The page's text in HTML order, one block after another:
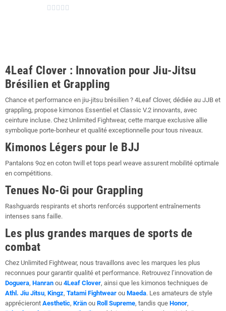
    
4Leaf Clover : Innovation pour Jiu-Jitsu
Brésilien et Grappling
Chance et performance en jiu-jitsu brésilien ? 4Leaf Clover, dédiée au JJB et
grappling, propose kimonos Essentiel et Classic V.2 innovants, avec
ceinture incluse. Chez Unlimited Fightwear, cette marque exclusive allie
symbolique porte-bonheur et qualité exceptionnelle pour tous niveaux.
Kimonos Légers pour le BJJ
Pantalons 9oz en coton twill et tops pearl weave assurent mobilité optimale
en compétitions.
Tenues No-Gi pour Grappling
Rashguards respirants et shorts renforcés supportent entraînements
intenses sans faille.
Les plus grandes marques de sports de
combat
Chez Unlimited Fightwear, nous travaillons avec les marques les plus
reconnues pour garantir qualité et performance. Retrouvez l’innovation de
Doguera, Hanran ou 4Leaf Clover, ainsi que les kimonos techniques de
Athl. Jiu Jitsu, Kingz, Tatami Fightwear ou Maeda. Les amateurs de style
apprécieront Aesthetic, Krän ou Roll Supreme, tandis que Honor,